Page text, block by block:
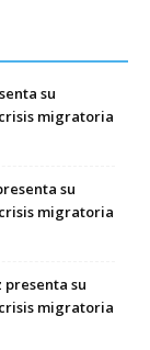
su
migratoria
su
migratoria
presenta su
migratoria